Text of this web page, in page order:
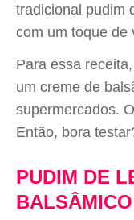
tradicional pudim
com um toque
Para essa
um creme de
supermercados.
Então, bora
PUDIM DE
BALSÂMICO